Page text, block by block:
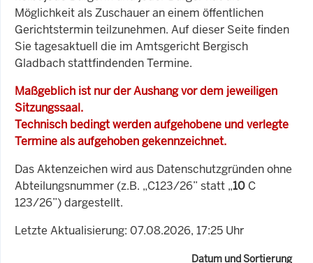
Möglichkeit als Zuschauer an einem öffentlichen
Gerichtstermin teilzunehmen. Auf dieser Seite finden
Sie tagesaktuell die im Amtsgericht Bergisch
Gladbach stattfindenden Termine.
Maßgeblich ist nur der Aushang vor dem jeweiligen
Sitzungssaal.
Technisch bedingt werden aufgehobene und verlegte
Termine als aufgehoben gekennzeichnet.
Das Aktenzeichen wird aus Datenschutzgründen ohne
Abteilungsnummer (z.B. „C123/26” statt „10 C
123/26”) dargestellt.
Letzte Aktualisierung: 07.08.2026, 17:25 Uhr
Datum und Sortierung